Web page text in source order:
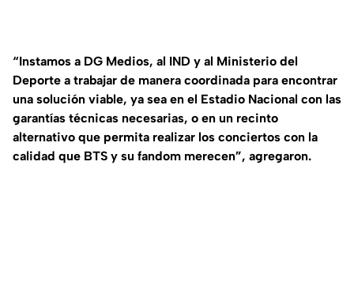
“Instamos a DG Medios, al IND y al Ministerio del
Deporte a trabajar de manera coordinada para encontrar
una solución viable, ya sea en el Estadio Nacional con las
garantías técnicas necesarias, o en un recinto
alternativo que permita realizar los conciertos con la
calidad que BTS y su fandom merecen”, agregaron.